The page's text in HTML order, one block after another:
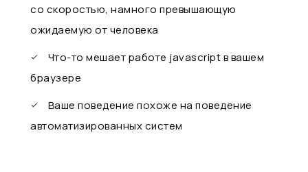
со скоростью, намного превышающую
ожидаемую от человека
Что-то мешает работе javascript в вашем
браузере
Ваше поведение похоже на поведение
автоматизированных систем